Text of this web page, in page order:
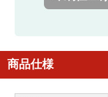
商品仕様